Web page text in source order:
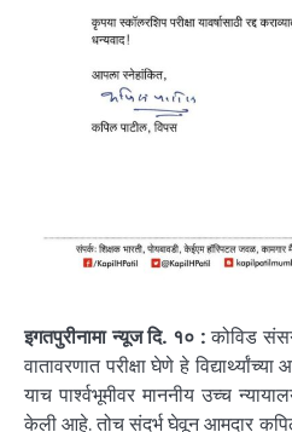
इगतपुरीनामा न्यूज दि. १० :कोविड
वातावरणात परीक्षा घेणे हे
याच पार्श्वभूमीवर माननीय उच्च
केली आहे. तोच संदर्भ घेवून आमदार